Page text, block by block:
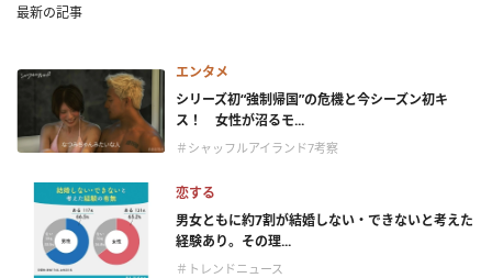
最新の記事
エンタメ
シリーズ初“強制帰国”の危機と今シーズン初キ
ス！ 女性が沼るモ...
＃シャッフルアイランド7考察
恋する
男女ともに約7割が結婚しない・できないと考えた
経験あり。その理...
＃トレンドニュース